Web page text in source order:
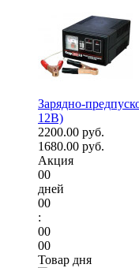
Зарядно-
12В)
2200.00 руб.
1680.00 руб.
Акция
00
дней
00
:
00
00
Товар дня